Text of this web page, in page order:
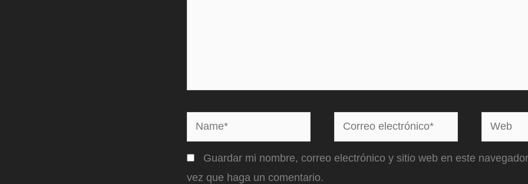
Name*
Correo
electrónico*
Web
Guardar mi nombre, correo electrónico y sitio web en este
vez que haga un comentario.